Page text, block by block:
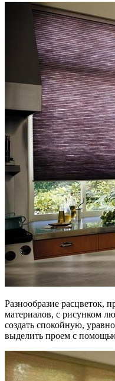
Разнообразие расцветок,
материалов, с рисунком
создать спокойную,
выделить проем с